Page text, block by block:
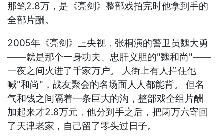
那笔2.8万，是《亮剑》整部戏拍完时他拿到手的
全部片酬。
2005年《亮剑》上央视，张桐演的警卫员魏大勇
——就是那个一身功夫、忠肝义胆的"魏和尚"——
一夜之间火进了千家万户。 大街上有人拦住他
喊"和尚"，战友聚会的名场面人人都能背。 但名
气和钱之间隔着一条巨大的沟，整部戏全组片酬
加起来才2.8万元，他分到手之后，把两万六寄回
了天津老家，自己留了零头过日子。